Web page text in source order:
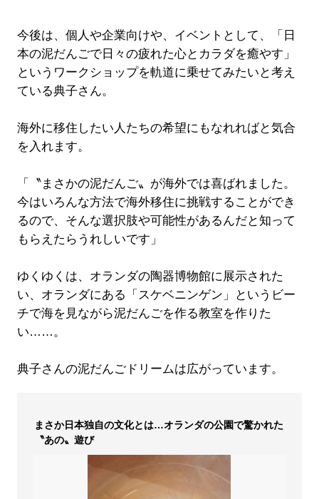
今後は、個人や企業向けや、イベントとして、「日
本の泥だんごで日々の疲れた心とカラダを癒やす」
というワークショップを軌道に乗せてみたいと考え
ている典子さん。
海外に移住したい人たちの希望にもなれればと気合
を入れます。
「〝まさかの泥だんご〟が海外では喜ばれました。
今はいろんな方法で海外移住に挑戦することができ
るので、そんな選択肢や可能性があるんだと知って
もらえたらうれしいです」
ゆくゆくは、オランダの陶器博物館に展示された
い、オランダにある「スケベニンゲン」というビー
チで海を見ながら泥だんごを作る教室を作りた
い……。
典子さんの泥だんごドリームは広がっています。
まさか日本独自の文化とは…オランダの公園で驚かれた
〝あの〟遊び